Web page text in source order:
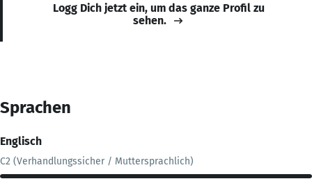
Logg Dich jetzt ein, um das ganze Profil zu
sehen.
Sprachen
Englisch
C2 (Verhandlungssicher / Muttersprachlich)